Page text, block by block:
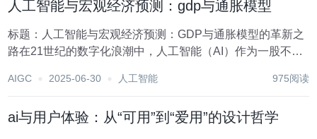
人工智能与宏观经济预测：gdp与通胀模型
标题：人工智能与宏观经济预测：GDP与通胀模型的革新之
路在21世纪的数字化浪潮中，人工智能（AI）作为一股不可
济预测的影响尤为显著。特别是在国内生产总值（GDP）与
AIGC 2025-06-30 人工智能 975阅读
ai与用户体验：从“可用”到“爱用”的设计哲学